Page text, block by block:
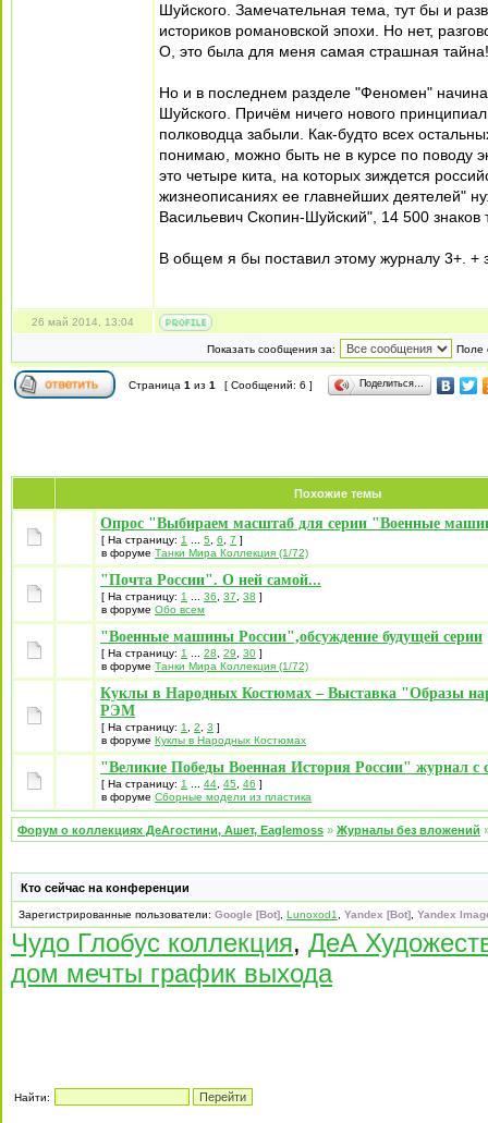
Шуйского. Замечательная тема, тут бы и
историков романовской эпохи. Но нет,
О, это была для меня самая страшная тайна!
Но и в последнем разделе "Феномен"
Шуйского. Причём ничего нового
полководца забыли. Как-будто всех
понимаю, можно быть не в курсе по поводу
это четыре кита, на которых зиждется
жизнеописаниях ее главнейших деятелей"
Васильевич Скопин-Шуйский", 14 500 знаков
В общем я бы поставил этому журналу 3+. +
26 май 2014, 13:04
Показать сообщения за: Поле
Страница 1 из 1 [ Сообщений: 6 ] Поделиться…
Похожие темы
Опрос "Выбираем масштаб для серии "Военные
[ На страницу: 1 5 6 7 ]
в форуме Танки Мира Коллекция (1/72)
"Почта России". О ней самой...
[ На страницу: 1 36 37 38 ]
в форуме Обо всем
"Военные машины России",обсуждение будущей серии
[ На страницу: 1 28 29 30 ]
в форуме Танки Мира Коллекция (1/72)
Куклы в Народных Костюмах – Выставка "Образы
РЭМ
[ На страницу: 1 2 3 ]
в форуме Куклы в Народных Костюмах
"Великие Победы Военная История России" журнал с
[ На страницу: 1 44 45 46 ]
в форуме Сборные модели из пластика
Форум о коллекциях ДеАгостини, Ашет, Eaglemoss » Журналы без вложений
Кто сейчас на конференции
Зарегистрированные пользователи: Google [Bot] Lunoxod1 Yandex [Bot] Yandex
Чудо Глобус коллекция, ДеА
дом мечты график выхода
Найти: